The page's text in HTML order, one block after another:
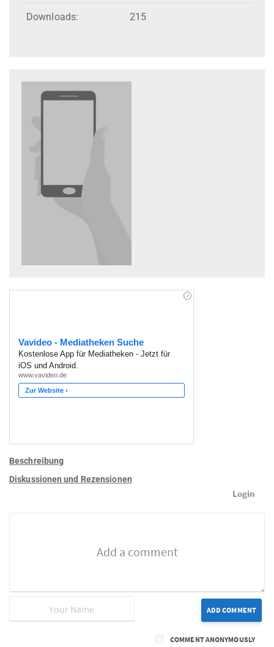
Downloads: 215
Beschreibung
Diskussionen und Rezensionen
Login
ADD COMMENT
COMMENT ANONYMOUSLY